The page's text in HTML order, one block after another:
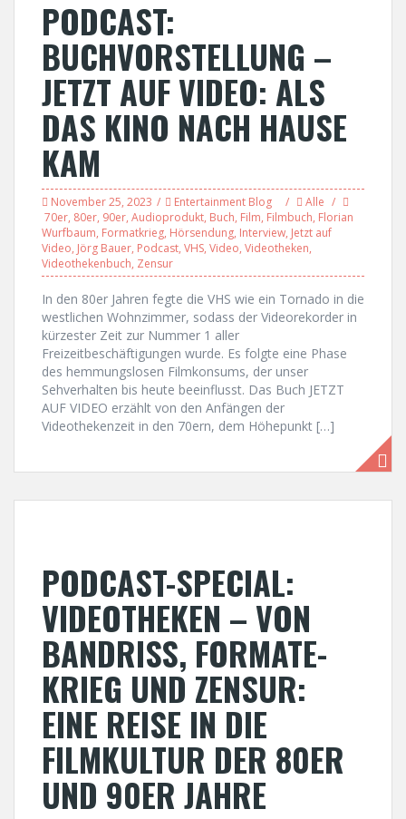
PODCAST:
BUCHVORSTELLUNG –
JETZT AUF VIDEO: ALS
DAS KINO NACH HAUSE
KAM
November 25, 2023 Entertainment Blog
Alle
70er, 80er, 90er, Audioprodukt, Buch, Film, Filmbuch, Florian
Wurfbaum, Formatkrieg, Hörsendung, Interview, Jetzt auf
Video, Jörg Bauer, Podcast, VHS, Video, Videotheken,
Videothekenbuch, Zensur
In den 80er Jahren fegte die VHS wie ein Tornado in die
westlichen Wohnzimmer, sodass der Videorekorder in
kürzester Zeit zur Nummer 1 aller
Freizeitbeschäftigungen wurde. Es folgte eine Phase
des hemmungslosen Filmkonsums, der unser
Sehverhalten bis heute beeinflusst. Das Buch JETZT
AUF VIDEO erzählt von den Anfängen der
Videothekenzeit in den 70ern, dem Höhepunkt […]
PODCAST-SPECIAL:
VIDEOTHEKEN – VON
BANDRISS, FORMATE-
KRIEG UND ZENSUR:
EINE REISE IN DIE
FILMKULTUR DER 80ER
UND 90ER JAHRE